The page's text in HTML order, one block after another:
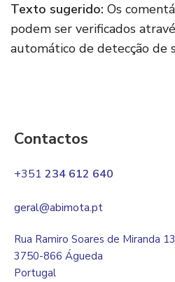
Texto sugerido: Os
podem ser verificados
automático de detecção de
Contactos
+351 234 612 640
geral@abimota.pt
Rua Ramiro Soares de Miranda
3750-866 Águeda
Portugal